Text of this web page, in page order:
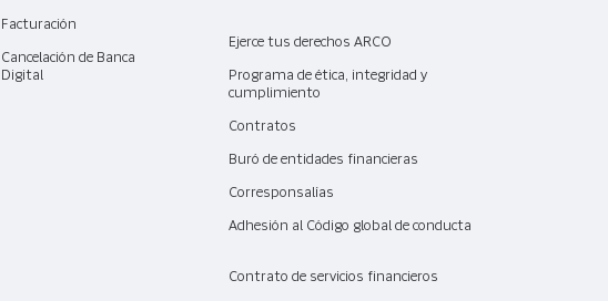
Facturación
Cancelación de Banca
Digital
Ejerce tus derechos ARCO
Programa de ética, integridad y
cumplimiento
Contratos
Buró de entidades financieras
Corresponsalías
Adhesión al Código global de conducta
Contrato de servicios financieros